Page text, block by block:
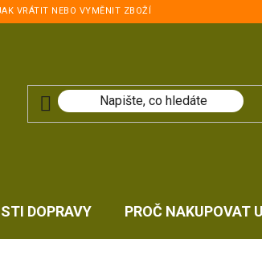
VRÁTIT NEBO VYMĚNIT ZBOŽÍ
DOPRAVY PROČ NAKUPOVAT